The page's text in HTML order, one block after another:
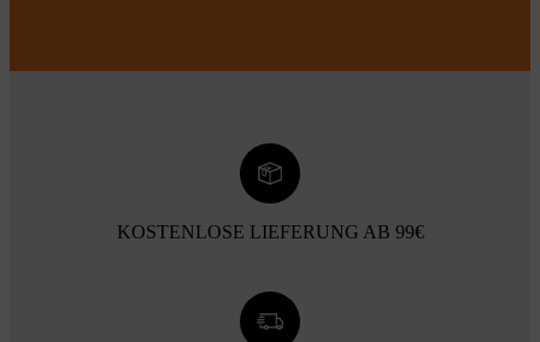
KOSTENLOSE LIEFERUNG AB 99€